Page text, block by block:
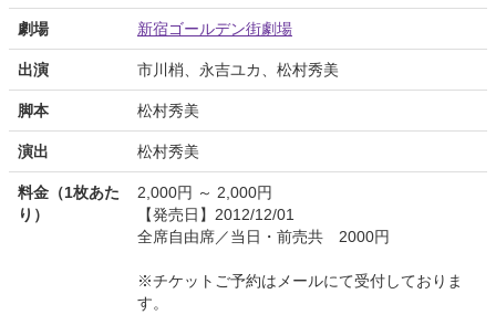
劇場 新宿ゴールデン街劇場
出演 市川梢、永吉ユカ、松村秀美
脚本 松村秀美
演出 松村秀美
料金（1枚あた
り）
2,000円 ～ 2,000円
【発売日】2012/12/01
全席自由席／当日・前売共 2000円
※チケットご予約はメールにて受付しておりま
す。